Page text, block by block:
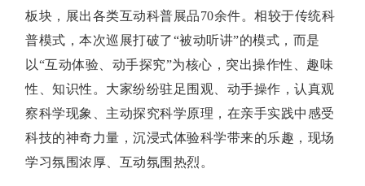
板块，展出各类互动科普展品70余件。相较于传统科
普模式，本次巡展打破了“被动听讲”的模式，而是
以“互动体验、动手探究”为核心，突出操作性、趣味
性、知识性。大家纷纷驻足围观、动手操作，认真观
察科学现象、主动探究科学原理，在亲手实践中感受
科技的神奇力量，沉浸式体验科学带来的乐趣，现场
学习氛围浓厚、互动氛围热烈。